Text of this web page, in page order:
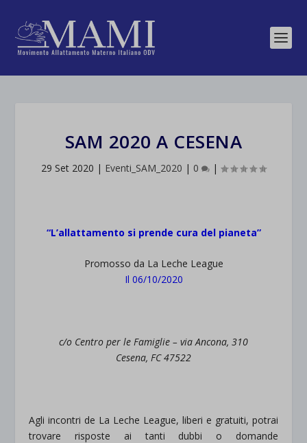
SAM 2020 A CESENA
29 Set 2020 | Eventi_SAM_2020 | 0 |
“L’allattamento si prende cura del pianeta”
Promosso da La Leche League
Il 06/10/2020
c/o Centro per le Famiglie – via Ancona, 310
Cesena, FC 47522
Agli incontri de La Leche League, liberi e gratuiti, potrai
trovare risposte ai tanti dubbi o domande